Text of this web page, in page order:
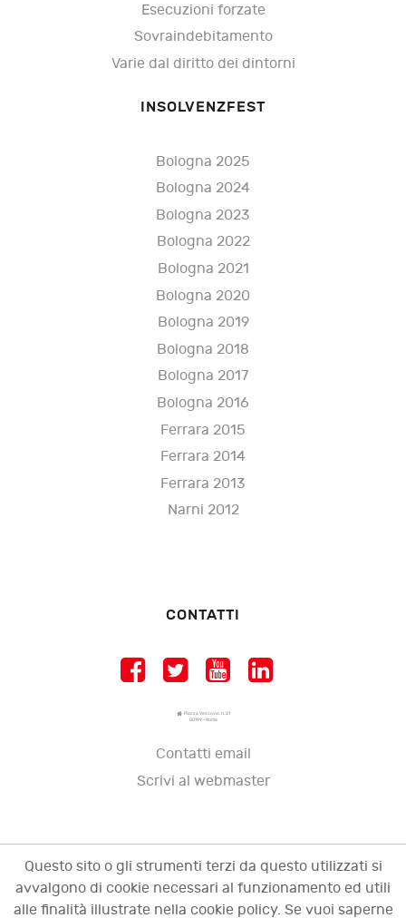
Esecuzioni forzate
Sovraindebitamento
Varie dal diritto dei dintorni
INSOLVENZFEST
Bologna 2025
Bologna 2024
Bologna 2023
Bologna 2022
Bologna 2021
Bologna 2020
Bologna 2019
Bologna 2018
Bologna 2017
Bologna 2016
Ferrara 2015
Ferrara 2014
Ferrara 2013
Narni 2012
CONTATTI
Piazza Vescovio, n. 21
00199 - Roma
Contatti email
Scrivi al webmaster
Questo sito o gli strumenti terzi da questo utilizzati si
avvalgono di cookie necessari al funzionamento ed utili
alle finalità illustrate nella cookie policy. Se vuoi saperne